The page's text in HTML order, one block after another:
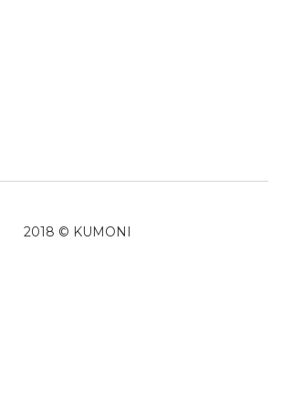
2018 © KUMONI